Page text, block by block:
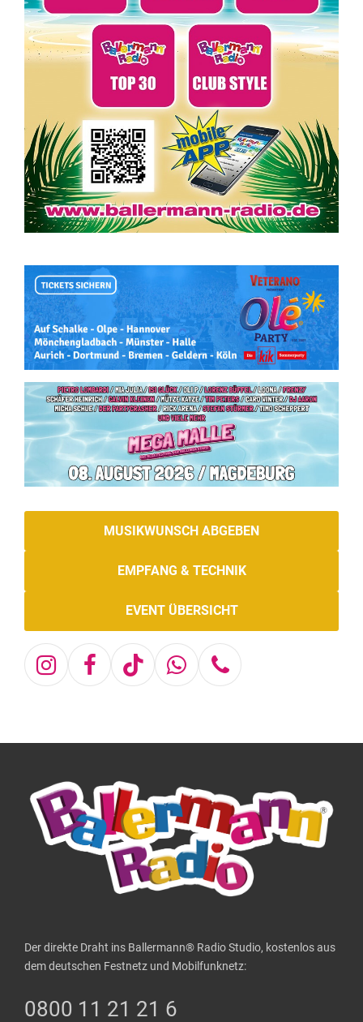
MUSIKWUNSCH ABGEBEN
EMPFANG & TECHNIK
EVENT ÜBERSICHT
Instagram
Facebook
TiktokWhatsapp
Telefon
Der direkte Draht ins Ballermann® Radio Studio, kostenlos aus
dem deutschen Festnetz und Mobilfunknetz:
0800 11 21 21 6